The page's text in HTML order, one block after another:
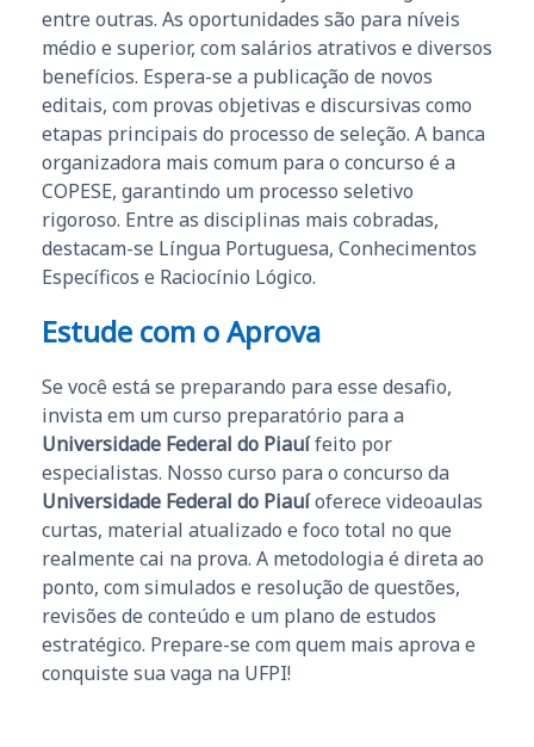
entre outras. As oportunidades são para níveis
médio e superior, com salários atrativos e diversos
benefícios. Espera-se a publicação de novos
editais, com provas objetivas e discursivas como
etapas principais do processo de seleção. A banca
organizadora mais comum para o concurso é a
COPESE, garantindo um processo seletivo
rigoroso. Entre as disciplinas mais cobradas,
destacam-se Língua Portuguesa, Conhecimentos
Específicos e Raciocínio Lógico.
Estude com o Aprova
Se você está se preparando para esse desafio,
invista em um curso preparatório para a
Universidade Federal do Piauífeito por
especialistas. Nosso curso para o concurso da
Universidade Federal do Piauíoferece videoaulas
curtas, material atualizado e foco total no que
realmente cai na prova. A metodologia é direta ao
ponto, com simulados e resolução de questões,
revisões de conteúdo e um plano de estudos
estratégico. Prepare-se com quem mais aprova e
conquiste sua vaga na UFPI!